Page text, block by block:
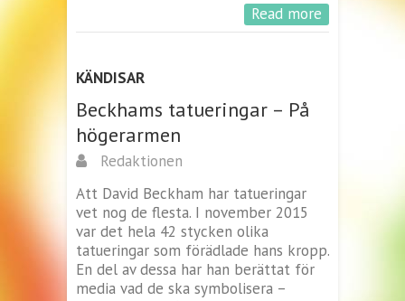
Read more
KÄNDISAR
Beckhams tatueringar – På
högerarmen
Redaktionen
Att David Beckham har tatueringar
vet nog de flesta. I november 2015
var det hela 42 stycken olika
tatueringar som förädlade hans kropp.
En del av dessa har han berättat för
media vad de ska symbolisera –